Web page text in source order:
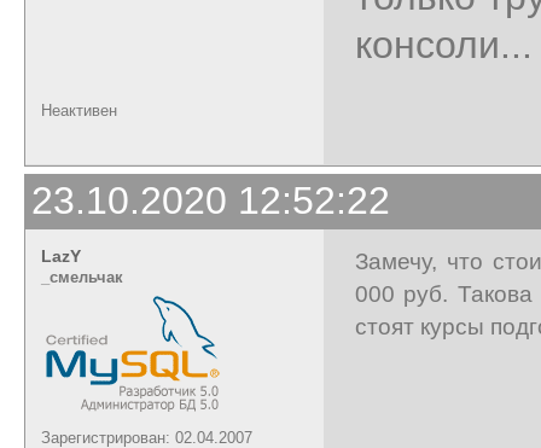
консоли...
Неактивен
23.10.2020 12:52:22
LazY
_cмельчак
Зарегистрирован: 02.04.2007
Замечу, что
000 руб.
стоят курсы